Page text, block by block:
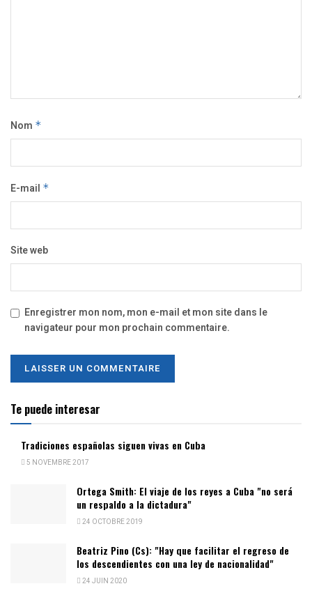
Nom *
E-mail *
Site web
Enregistrer mon nom, mon e-mail et mon site dans le
navigateur pour mon prochain commentaire.
Te puede interesar
Tradiciones españolas siguen vivas en Cuba
5 NOVEMBRE 2017
Ortega Smith: El viaje de los reyes a Cuba "no será
un respaldo a la dictadura"
24 OCTOBRE 2019
Beatriz Pino (Cs): "Hay que facilitar el regreso de
los descendientes con una ley de nacionalidad"
24 JUIN 2020